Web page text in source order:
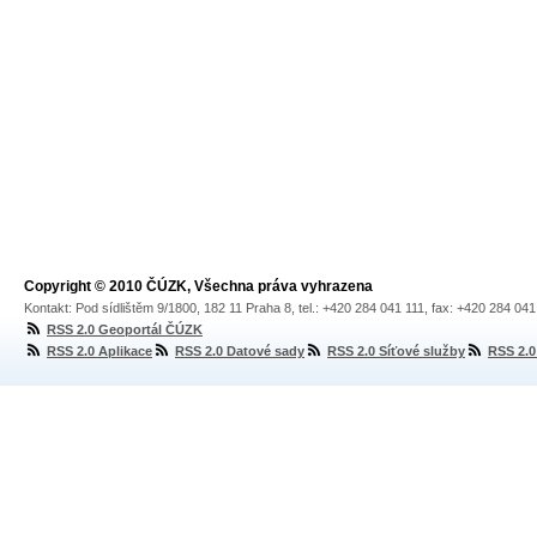
Copyright © 2010 ČÚZK, Všechna práva vyhrazena
Kontakt: Pod sídlištěm 9/1800, 182 11 Praha 8, tel.: +420 284 041 111, fax: +420 284
RSS 2.0 Geoportál ČÚZK
RSS 2.0 Aplikace
RSS 2.0 Datové sady RSS 2.0 Síťové služby RSS